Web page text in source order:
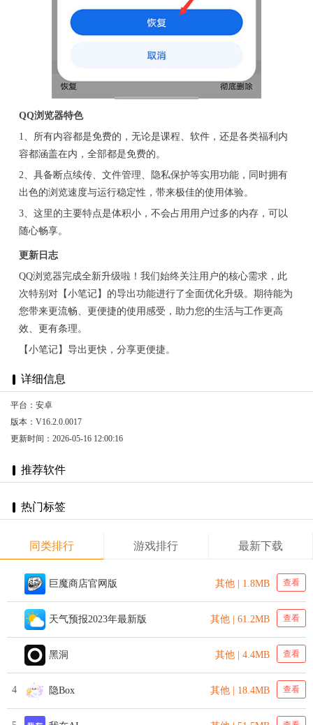
QQ浏览器特色
1、所有内容都是免费的，无论是课程、软件，还是各类福利内
容都涵盖在内，全部都是免费的。
2、具备断点续传、文件管理、隐私保护等实用功能，同时拥有
出色的浏览速度与运行稳定性，带来极佳的使用体验。
3、这里的主要特点是体积小，不会占用用户过多的内存，可以
随心畅享。
更新日志
QQ浏览器完成全新升级啦！我们始终关注用户的核心需求，此
次特别对【小笔记】的导出功能进行了全面优化升级。期待能为
您带来更流畅、更便捷的使用感受，助力您的生活与工作更高
效、更有条理。
【小笔记】导出更快，分享更便捷。
详细信息
平台：安卓
版本：V16.2.0.0017
更新时间：2026-05-16 12:00:16
推荐软件
热门标签
同类排行 游戏排行 最新下载
巨魔商店官网版 其他 | 1.8MB 查看
天气预报2023年最新版 其他 | 61.2MB 查看
黑洞 其他 | 4.4MB 查看
4 隐Box 其他 | 18.4MB 查看